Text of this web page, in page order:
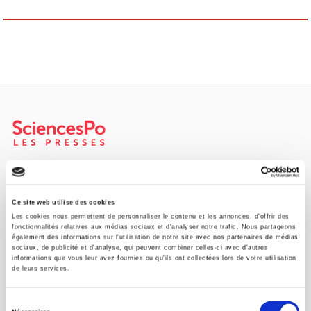
Ce site web utilise des cookies
Les cookies nous permettent de personnaliser le contenu et les annonces, d'offrir des
fonctionnalités relatives aux médias sociaux et d'analyser notre trafic. Nous partageons
également des informations sur l'utilisation de notre site avec nos partenaires de médias
sociaux, de publicité et d'analyse, qui peuvent combiner celles-ci avec d'autres
informations que vous leur avez fournies ou qu'ils ont collectées lors de votre utilisation
de leurs services.
SCIENCES PO UNIVERSITY PRESS has a threefold role: to publish
original research, to edit reference works for student use, and to
help public and political debate.
CONTACTS
FOREIGN RIGHTS
FOR BOOKSHOPS